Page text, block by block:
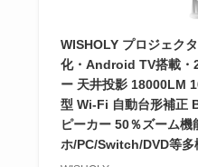
WISHOLY プロジェク
化・Android TV搭載・
ー 天井投影 18000LM
型 Wi-Fi 自動台形補正
ピーカー 50％ズーム機
ホ/PC/Switch/DVD等多